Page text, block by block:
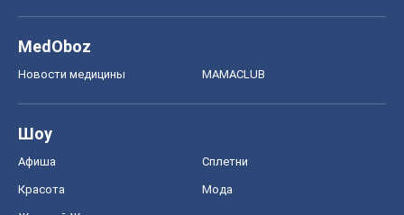
MedOboz
Новости медицины MAMACLUB
Шоу
Афиша Сплетни
Красота Мода